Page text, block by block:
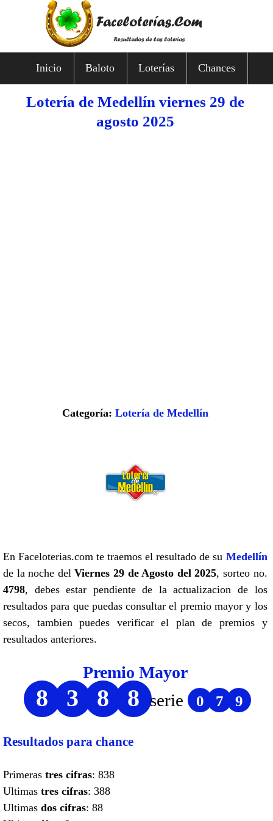
Inicio Baloto Loterías Chances
Lotería de Medellín viernes 29 de
agosto 2025
Categoría: Lotería de Medellín
En Faceloterias.com te traemos el resultado de su Medellín
de la noche delViernes 29 de Agosto del 2025, sorteo no.
4798, debes estar pendiente de la actualizacion de los
resultados para que puedas consultar el premio mayor y los
secos, tambien puedes verificar el plan de premios y
resultados anteriores.
Premio Mayor
8 3 8 8 serie 0 7 9
Resultados para chance
Primeras tres cifras: 838
Ultimas tres cifras: 388
Ultimas dos cifras: 88